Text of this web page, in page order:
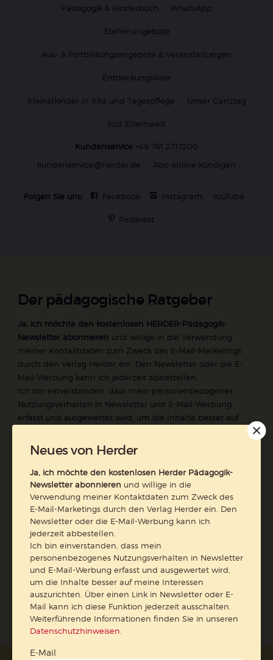
Pädagogik & Kinderbuch WhatsApp
Stellenangebote
Aus- & Fortbildungsangebote & Veranstaltungen
Entdeckungskiste
Kleinstkinder in Kita und Tagespflege Unser Ganztag
kizz Elternwelt
Kundenservice +49 761 2717200
kundenservice@herder.de
Abo online kündigen
Folgen Sie uns: Facebook Instagram YouTube
Pinterest
Der pädagogische Ratgeber
Ja, ich möchte den kostenlosen HERDER-Pädagogik-
Newsletter abonnieren und willige in die Verwendung
meiner Kontaktdaten zum Zweck des E-Mail-Marketings
durch den Verlag Herder ein. Den Newsletter oder die E-
Mail-Werbung kann ich jederzeit abbestellen.
Ich bin einverstanden, dass mein personenbezogenes
Nutzungsverhalten in Newsletter und E-Mail-Werbung
erfasst und ausgewertet wird, um die Inhalte besser auf
Newsletter oder E-Mail kann ich diese Funktion jederzeit
ausschalten.
Weiterführende Informationen finden Sie in unseren
Datenschutzhinweisen.
E-Mail
Jetzt anmelden
Neues von Herder
Ja, ich möchte den kostenlosen Herder Pädagogik-
Newsletter abonnieren und willige in die
Verwendung meiner Kontaktdaten zum Zweck des
E-Mail-Marketings durch den Verlag Herder ein. Den
Newsletter oder die E-Mail-Werbung kann ich
jederzeit abbestellen.
Ich bin einverstanden, dass mein
personenbezogenes Nutzungsverhalten in Newsletter
und E-Mail-Werbung erfasst und ausgewertet wird,
um die Inhalte besser auf meine Interessen
auszurichten. Über einen Link in Newsletter oder E-
Mail kann ich diese Funktion jederzeit ausschalten.
Weiterführende Informationen finden Sie in unseren
Datenschutzhinweisen
E-Mail